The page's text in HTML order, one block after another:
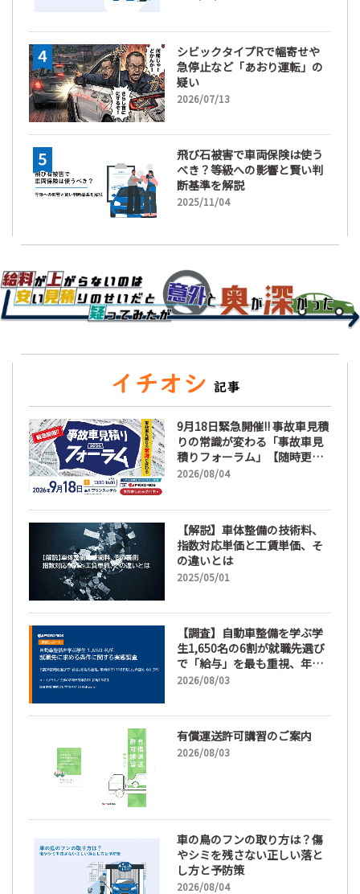
シビックタイプRで幅寄せや
急停止など「あおり運転」の
疑い
2026/07/13
飛び石被害で車両保険は使う
べき？等級への影響と賢い判
断基準を解説
2025/11/04
9月18日緊急開催!! 事故車見積
りの常識が変わる「事故車見
積りフォーラム」【随時更
新】
2026/08/04
【解説】車体整備の技術料、
指数対応単価と工賃単価、そ
の違いとは
2025/05/01
【調査】自動車整備を学ぶ学
生1,650名の6割が就職先選び
で「給与」を最も重視、年間
休日「110日以上」希望も
2026/08/03
有償運送許可講習のご案内
2026/08/03
車の鳥のフンの取り方は？傷
やシミを残さない正しい落と
し方と予防策
2026/08/04